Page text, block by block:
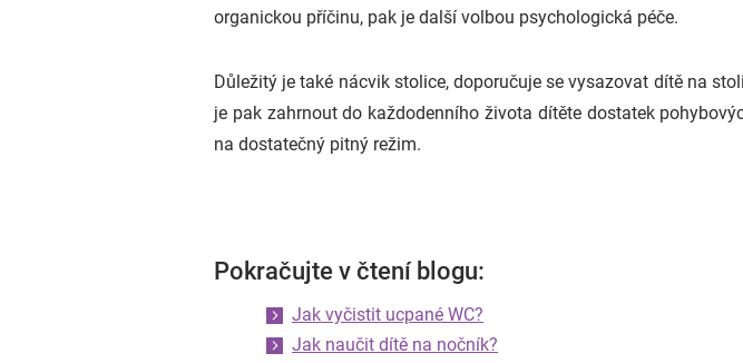
organickou příčinu, pak je další volbou psychologická péče.
Důležitý je také nácvik stolice, doporučuje se vysazovat dítě na
je pak zahrnout do každodenního života dítěte dostatek
na dostatečný pitný režim.
Pokračujte v čtení blogu:
Jak vyčistit ucpané WC?
Jak naučit dítě na nočník?